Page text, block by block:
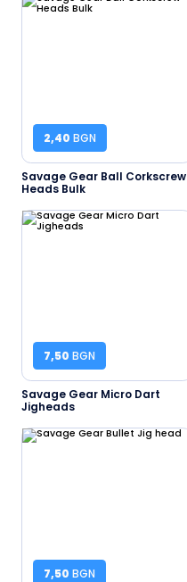
2,40 BGN
Savage Gear Ball Corkscrew
Heads Bulk
7,50 BGN
Savage Gear Micro Dart
Jigheads
7,50 BGN